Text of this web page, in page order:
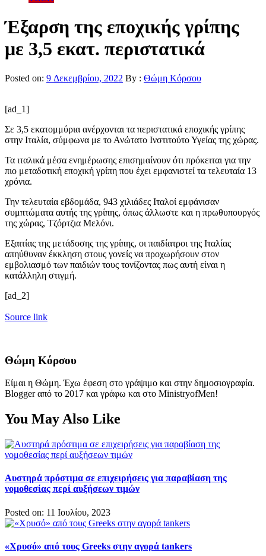
Έξαρση της εποχικής γρίπης
με 3,5 εκατ. περιστατικά
Posted on: 9 Δεκεμβρίου, 2022 By : Θώμη Κόρσου
[ad_1]
Σε 3,5 εκατομμύρια ανέρχονται τα περιστατικά εποχικής γρίπης
στην Ιταλία, σύμφωνα με το Ανώτατο Ινστιτούτο Υγείας της χώρας.
Τα ιταλικά μέσα ενημέρωσης επισημαίνουν ότι πρόκειται για την
πιο μεταδοτική εποχική γρίπη που έχει εμφανιστεί τα τελευταία 13
χρόνια.
Την τελευταία εβδομάδα, 943 χιλιάδες Ιταλοί εμφάνισαν
συμπτώματα αυτής της γρίπης, όπως άλλωστε και η πρωθυπουργός
της χώρας, Τζόρτζια Μελόνι.
Εξαιτίας της μετάδοσης της γρίπης, οι παιδίατροι της Ιταλίας
απηύθυναν έκκληση στους γονείς να προχωρήσουν στον
εμβολιασμό των παιδιών τους τονίζοντας πως αυτή είναι η
κατάλληλη στιγμή.
[ad_2]
Source link
Θώμη Κόρσου
Είμαι η Θώμη. Έχω έφεση στο γράψιμο και στην δημοσιογραφία.
Blogger από το 2017 και γράφω και στο MinistryofMen!
You May Also Like
Αυστηρά πρόστιμα σε επιχειρήσεις για παραβίαση της
νομοθεσίας περί αυξήσεων τιμών
Posted on: 11 Ιουλίου, 2023
«Χρυσό» από τους Greeks στην αγορά tankers